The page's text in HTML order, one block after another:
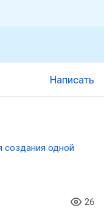
Написать
создания одной
26